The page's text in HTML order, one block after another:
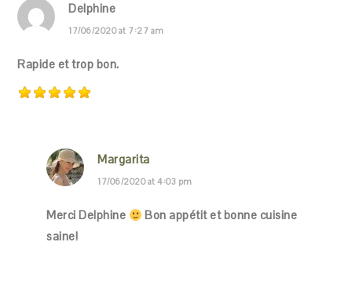
Delphine
17/06/2020 at 7:27 am
Rapide et trop bon.
Margarita
17/06/2020 at 4:03 pm
Merci Delphine
Bon appétit et bonne cuisine
saine!